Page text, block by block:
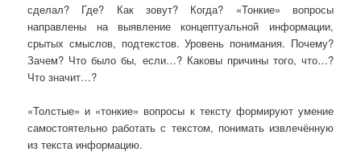
сделал? Где? Как зовут? Когда? «Тонкие» вопросы
направлены на выявление концептуальной информации,
срытых смыслов, подтекстов. Уровень понимания. Почему?
Зачем? Что было бы, если…? Каковы причины того, что…?
Что значит…?
«Толстые» и «тонкие» вопросы к тексту формируют умение
самостоятельно работать с текстом, понимать извлечённую
из текста информацию.